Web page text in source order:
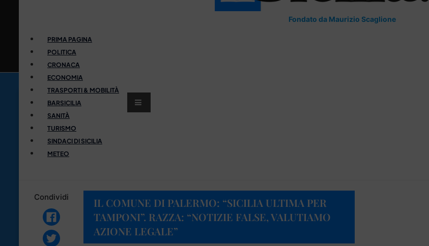
Fondato da Maurizio Scaglione
PRIMA PAGINA
POLITICA
CRONACA
ECONOMIA
TRASPORTI & MOBILITÀ
BARSICILIA
SANITÀ
TURISMO
SINDACI DI SICILIA
METEO
Condividi
IL COMUNE DI PALERMO: “SICILIA ULTIMA PER
TAMPONI”. RAZZA: “NOTIZIE FALSE, VALUTIAMO
AZIONE LEGALE”